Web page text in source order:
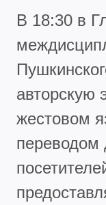
В 18:30 в
авторскую
жестовом